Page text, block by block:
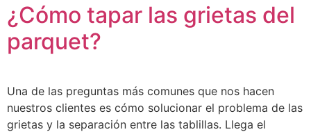
¿Cómo tapar las grietas del
parquet?
Una de las preguntas más comunes que nos hacen
nuestros clientes es cómo solucionar el problema de las
grietas y la separación entre las tablillas. Llega el